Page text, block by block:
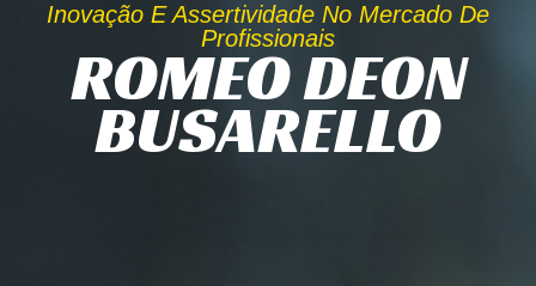
Inovação E Assertividade No Mercado De
Profissionais
ROMEO DEON
BUSARELLO